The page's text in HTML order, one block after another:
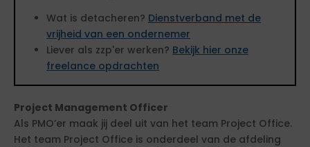
Wat is detacheren? Dienstverband met de
vrijheid van een ondernemer
Liever als zzp'er werken? Bekijk hier onze
freelance opdrachten
Project Management Officer
Als PMO’er maak jij deel uit van het team Project Office.
Het team Project Office is onderdeel van de afdeling